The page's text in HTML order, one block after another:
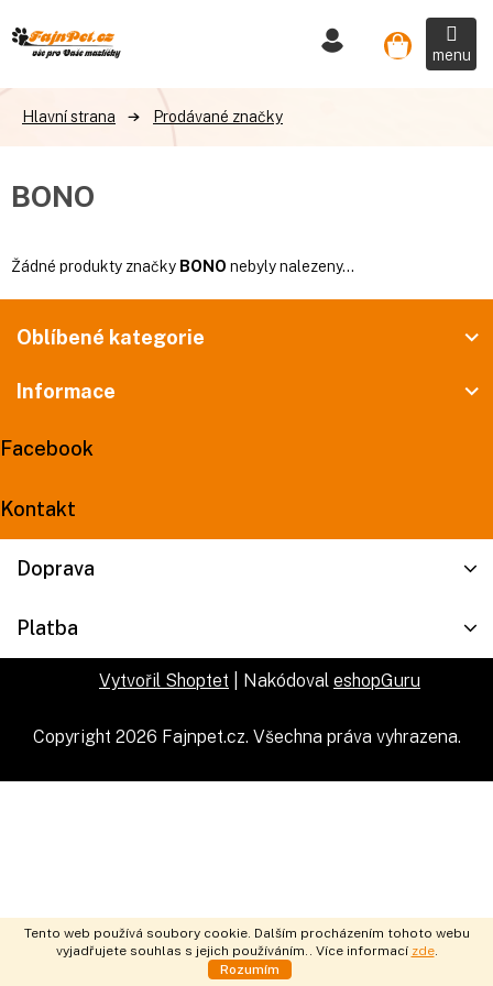
Tento web používá soubory cookie. Dalším procházením tohoto webu
vyjadřujete souhlas s jejich používáním.. Více informací zde.
Rozumím
na
obsah
Nákupní
košík
Prodávané značky
BONO
Žádné produkty značky BONO nebyly nalezeny...
í
Oblíbené kategorie
Informace
Facebook
Kontakt
Doprava
Platba
Vytvořil Shoptet | Nakódoval eshopGuru
Copyright 2026 Fajnpet.cz. Všechna práva vyhrazena.